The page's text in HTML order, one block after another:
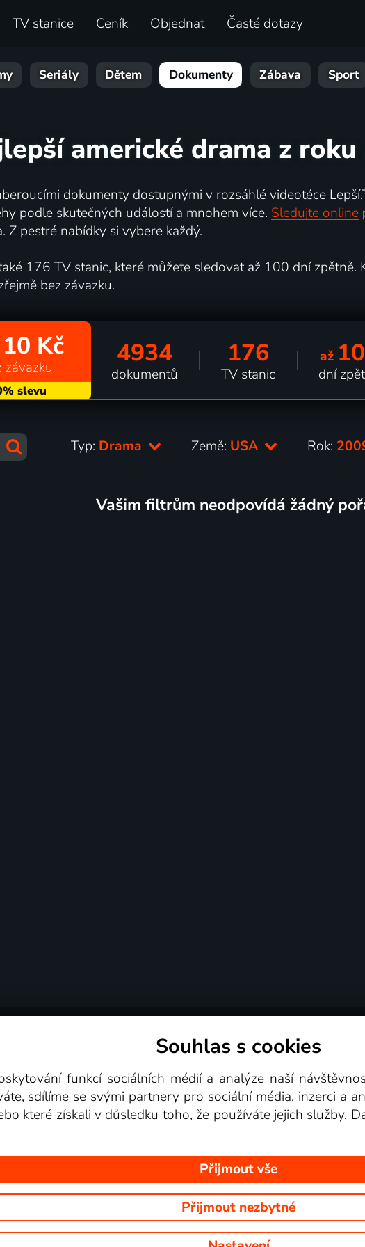
TV stanice Ceník Objednat Časté dotazy
Seriály Dětem Dokumenty Zábava Sport
americké drama z
dokumenty dostupnými v rozsáhlé videotéce
podle skutečných událostí a mnohem více. Sledujte online
pestré nabídky si vybere každý.
176 TV stanic, které můžete sledovat až 100 dní
bez závazku.
Kč 4934
dokumentů
176
TV stanic
až
dní
Typ: Drama Země: USA Rok:
Vašim filtrům neodpovídá žádný
Videotéka
© goNET s.r.o. Na tomto webu jsou zobrazovány obrázky z pořadů TV stanic,
Souhlas s cookies
funkcí sociálních médií a analýze naší
sdílíme se svými partnery pro sociální média, inzerci a
které získali v důsledku toho, že používáte jejich služby.
Přijmout vše
Přijmout nezbytné